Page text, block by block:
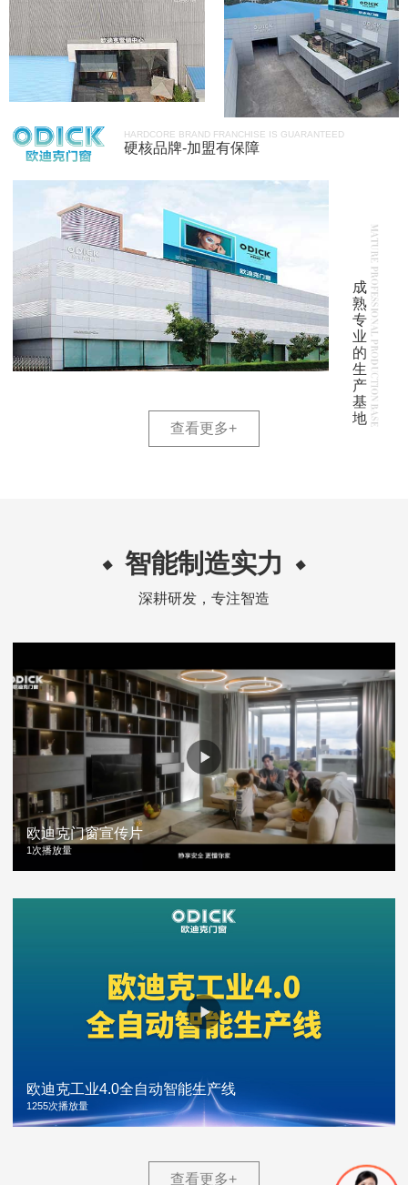
HARDCORE BRAND FRANCHISE IS GUARANTEED
硬核品牌-加盟有保障
成
熟
专
业
的
生
产
基
地
查看更多+
智能制造实力
深耕研发，专注智造
欧迪克门窗宣传片
1次播放量
欧迪克工业4.0全自动智能生产线
1255次播放量
查看更多+